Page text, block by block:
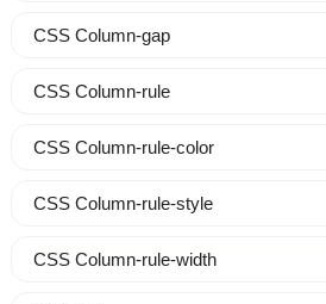
CSS Column-gap
CSS Column-rule
CSS Column-rule-color
CSS Column-rule-style
CSS Column-rule-width